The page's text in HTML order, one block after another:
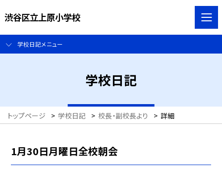
渋谷区立上原小学校
学校日記メニュー
学校日記
トップページ > 学校日記 > 校長・副校長より > 詳細
1月30日月曜日全校朝会